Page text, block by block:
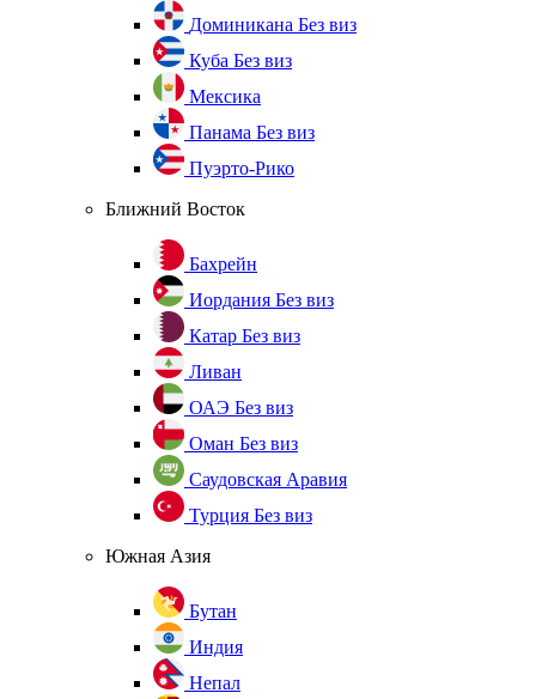
Доминикана Без виз
Куба Без виз
Мексика
Панама Без виз
Пуэрто-Рико
Ближний Восток
Бахрейн
Иордания Без виз
Катар Без виз
Ливан
ОАЭ Без виз
Оман Без виз
Саудовская Аравия
Турция Без виз
Южная Азия
Бутан
Индия
Непал